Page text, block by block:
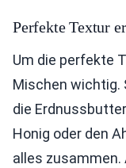
Perfekte Textur
Um die perfekte
Mischen wichtig.
die
Honig oder den
alles zusammen.